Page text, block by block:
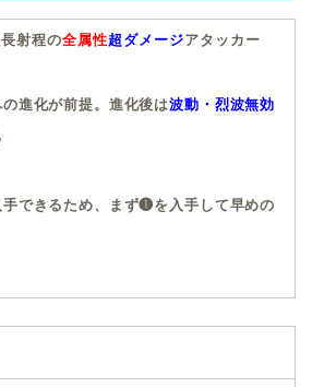
射程の全属性超ダメージアタッカー
進化が前提。進化後は波動・烈波無効
手できるため、まず❶を入手して早めの